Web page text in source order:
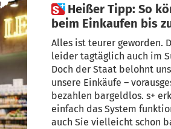
 Heißer Tipp: So können Sie
beim Einkaufen bis
Euro gewinnen
Alles ist teurer geworden.
leider tagtäglich auch im Supermarkt.
Doch der Staat belohnt
unsere Einkäufe –
bezahlen bargeldlos. s+ erklärt, wie
einfach das System
auch Sie vielleicht schon